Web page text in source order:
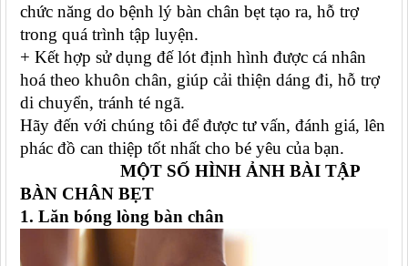
chức năng do bệnh lý bàn chân bẹt tạo ra, hỗ trợ
trong quá trình tập luyện.
+ Kết hợp sử dụng đế lót định hình được cá nhân
hoá theo khuôn chân, giúp cải thiện dáng đi, hỗ trợ
di chuyển, tránh té ngã.
Hãy đến với chúng tôi để được tư vấn, đánh giá, lên
phác đồ can thiệp tốt nhất cho bé yêu của bạn.
MỘT SỐ HÌNH ẢNH BÀI TẬP
BÀN CHÂN BẸT
1. Lăn bóng lòng bàn chân